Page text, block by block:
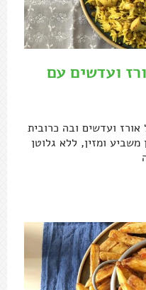
ועדשים עם
ועדשים ובה כרובית
ומזין, ללא גלוטן